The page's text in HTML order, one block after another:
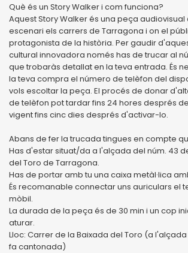
Què és un Story Walker i com funciona?
Aquest Story Walker és una peça
escenari els carrers de Tarragona i on el
protagonista de la història. Per gaudir
cultural innovadora només has de trucar al
que trobaràs detallat en la teva entrada. És
la teva compra el número de telèfon del
vols escoltar la peça. El procés de donar
de telèfon pot tardar fins 24 hores després
vigent fins cinc dies després d'activar-lo.
Abans de fer la trucada tingues en compte
Has d'estar situat/da a l'alçada del núm. 43
del Toro de Tarragona.
Has de portar amb tu una caixa metàl·lica
És recomanable connectar uns auriculars el
mòbil.
La durada de la peça és de 30 min i un cop
aturar.
Lloc: Carrer de la Baixada del Toro (a
fa cantonada)